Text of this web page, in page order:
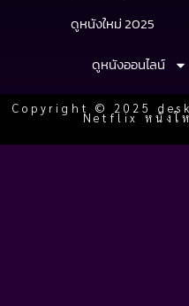
ดูหนังใหม่ 2025
ดูหนังออนไลน์
Copyright © 2025
Netflix หนังใ